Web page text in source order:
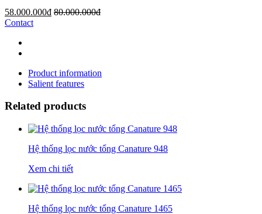
58.000.000đ 80.000.000đ
Contact
Product information
Salient features
Related products
Hệ thống lọc nước tổng Canature 948
Xem chi tiết
Hệ thống lọc nước tổng Canature 1465